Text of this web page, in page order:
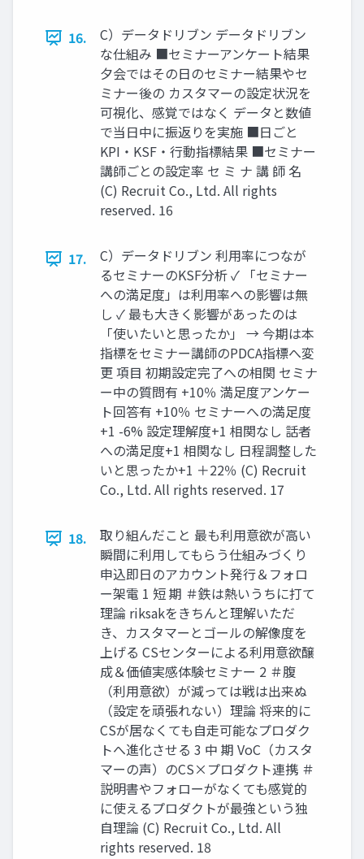
16.
C）データドリブン データドリブン
な仕組み ■セミナーアンケート結果
夕会ではその日のセミナー結果やセ
ミナー後の カスタマーの設定状況を
可視化、感覚ではなく データと数値
で当日中に振返りを実施 ■日ごと
KPI・KSF・行動指標結果 ■セミナー
講師ごとの設定率 セ ミ ナ 講 師 名
(C) Recruit Co., Ltd. All rights
reserved. 16
17.
C）データドリブン 利用率につなが
るセミナーのKSF分析 ✓ 「セミナー
への満足度」は利用率への影響は無
し ✓ 最も大きく影響があったのは
「使いたいと思ったか」 → 今期は本
指標をセミナー講師のPDCA指標へ変
更 項目 初期設定完了への相関 セミナ
ー中の質問有 +10％ 満足度アンケー
ト回答有 +10％ セミナーへの満足度
+1 -6% 設定理解度+1 相関なし 話者
への満足度+1 相関なし 日程調整した
いと思ったか+1 ＋22％ (C) Recruit
Co., Ltd. All rights reserved. 17
18.
取り組んだこと 最も利用意欲が高い
瞬間に利用してもらう仕組みづくり
申込即日のアカウント発行＆フォロ
ー架電 1 短 期 ＃鉄は熱いうちに打て
理論 riksakをきちんと理解いただ
き、カスタマーとゴールの解像度を
上げる CSセンターによる利用意欲醸
成＆価値実感体験セミナー 2 ＃腹
（利用意欲）が減っては戦は出来ぬ
（設定を頑張れない）理論 将来的に
CSが居なくても自走可能なプロダク
トへ進化させる 3 中 期 VoC（カスタ
マーの声）のCS×プロダクト連携 ＃
説明書やフォローがなくても感覚的
に使えるプロダクトが最強という独
自理論 (C) Recruit Co., Ltd. All
rights reserved. 18